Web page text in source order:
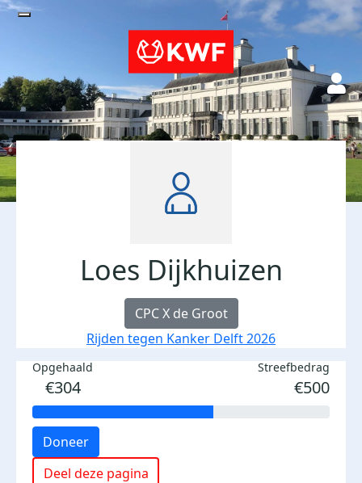
Loes Dijkhuizen
CPC X de Groot
Rijden tegen Kanker Delft 2026
Opgehaald
€304
Streefbedrag
€500
Doneer
Deel deze pagina